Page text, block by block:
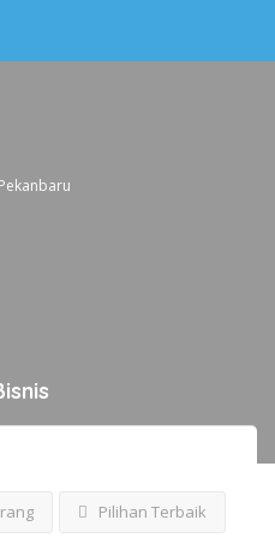
Pekanbaru
Pilihan Terbaik